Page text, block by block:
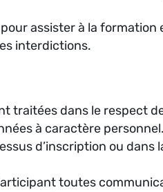
assister à la formation
interdictions.
traitées dans le respect
à caractère
d’inscription ou dans
toutes